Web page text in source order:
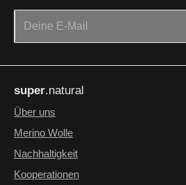
genommen und die
einverstanden.
Die mit einem Stern (*) markierten
super.natural
Über uns
Merino Wolle
Nachhaltigkeit
Kooperationen